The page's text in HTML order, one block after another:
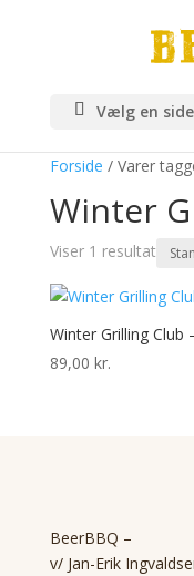
Vælg en side
Forside / Varer
Winter
Viser 1 resultat
Winter Grilling Club
89,00 kr.
BeerBBQ –
v/ Jan-Erik